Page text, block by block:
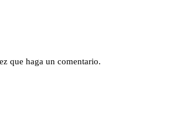
que haga un comentario.